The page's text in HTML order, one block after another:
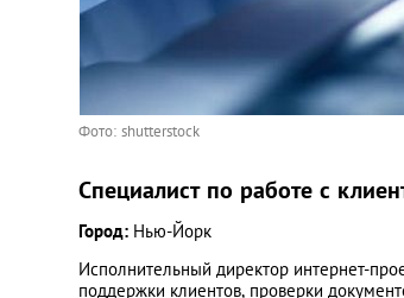
Фото: shutterstock
Специалист по работе с
Город: Нью-Йорк
Исполнительный директор интернет-
поддержки клиентов, проверки